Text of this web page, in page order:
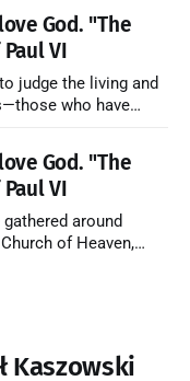
in this communion
is
God. "The
VI
judge the living and
who have
going to the fire that
God. "The
VI
around
of Heaven,
with the holy
Kaszowski